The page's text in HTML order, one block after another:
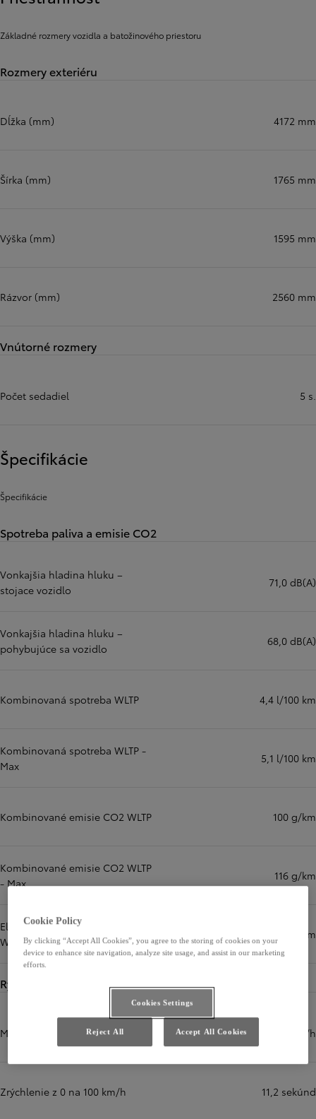
Základné rozmery vozidla a batožinového priestoru
Rozmery exteriéru
Dĺžka (mm) 4172 mm
Šírka (mm) 1765 mm
Výška (mm) 1595 mm
Rázvor (mm) 2560 mm
Vnútorné rozmery
Počet sedadiel 5 s.
Špecifikácie
Špecifikácie
Spotreba paliva a emisie CO2
Vonkajšia hladina hluku –
stojace vozidlo
71,0 dB(A)
Vonkajšia hladina hluku –
pohybujúce sa vozidlo
68,0 dB(A)
Kombinovaná spotreba WLTP 4,4 l/100 km
Kombinovaná spotreba WLTP -
Max
5,1 l/100 km
Kombinované emisie CO2 WLTP 100 g/km
Kombinované emisie CO2 WLTP
- Max
116 g/km
Elektrický dojazd – Kombinovaný
WLTP (km)
km
Rýchlosti
Maximálna rýchlosť 170 km/h
Zrýchlenie z 0 na 100 km/h 11,2 sekúnd
Cookie Policy
By clicking “Accept All Cookies”, you agree to the storing of cookies on your
device to enhance site navigation, analyze site usage, and assist in our marketing
efforts.
Cookies Settings
Reject All Accept All Cookies